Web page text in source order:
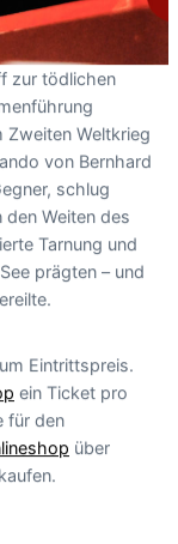
zur tödlichen
Zweiten Weltkrieg
von Bernhard
schlug
Weiten des
Tarnung und
prägten – und
Eintrittspreis.
ein Ticket pro
für den
über